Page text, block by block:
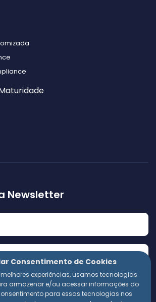
Newsletter
receber a Newsletter e outros materiais
360 Compliance. Estou ciente de que
serão utilizados conforme a
Consentimento de Cookies
experiências, usamos tecnologias
armazenar e/ou acessar informações do
para essas tecnologias nos